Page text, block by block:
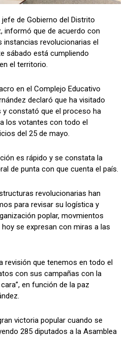
jefe de Gobierno del Distrito
informó que de acuerdo con
instancias revolucionarias el
sábado está cumpliendo
el territorio.
en el Complejo Educativo
declaró que ha visitado
constató que el proceso ha
los votantes con todo el
del 25 de mayo.
es rápido y se constata la
de punta con que cuenta el país.
revolucionarias han
para revisar su logística y
poplar, movmientos
se expresan con miras a las
revisión que tenemos en todo el
con sus campañas con la
en función de la paz
victoria popular cuando se
285 diputados a la Asamblea